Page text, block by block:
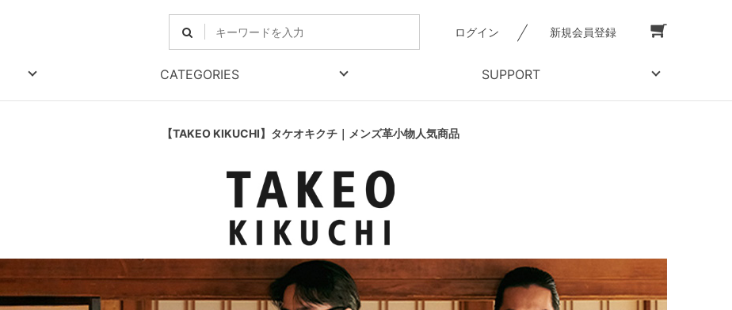
ログイン 新規会員登録
CATEGORIES SUPPORT
【TAKEO KIKUCHI】タケオキクチ｜メンズ革小物人気商品